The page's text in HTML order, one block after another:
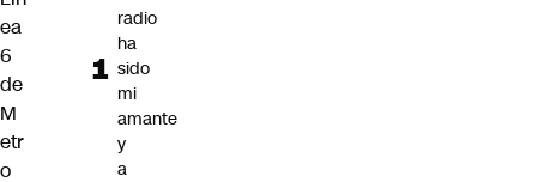
ea
6
de
M
etr
o
radio
ha
sido
mi
amante
y
a